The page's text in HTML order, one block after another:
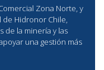
Zona Norte, y
de Hidronor Chile,
de la minería y las
una gestión más